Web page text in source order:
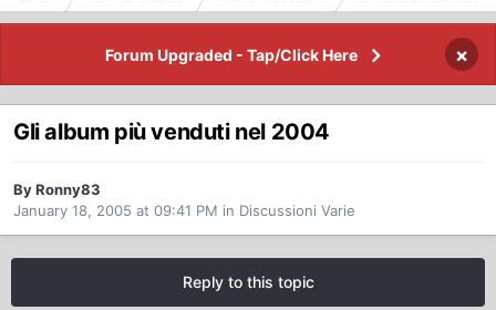
Forum Upgraded - Tap/Click Here ×
Gli album più venduti nel 2004
By Ronny83
January 18, 2005 at 09:41 PM in Discussioni Varie
Reply to this topic